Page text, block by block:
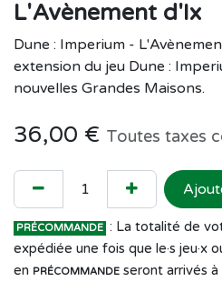
L'Avènement d'Ix
Dune : Imperium -
extension du jeu Dune :
nouvelles Grandes Maisons.
36,00 € Toutes taxes
PRÉCOMMANDE : La totalité de
expédiée une fois que le·s jeu·x
en PRÉCOMMANDE seront arrivés